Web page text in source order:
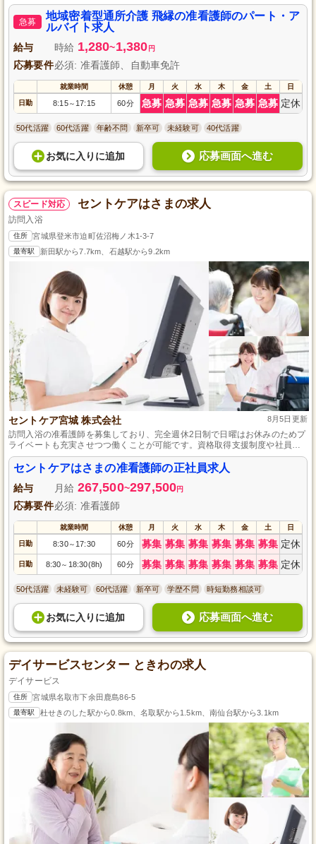
急募
地域密着型通所介護 飛縁の准看護師のパート・ア
ルバイト求人
給与 時給 1,280~1,380 円
応募要件必須: 准看護師、自動車免許
就業時間 休憩 月 火 水 木 金 土 日
日勤 8:15～ 17:15 60分 急募 急募 急募 急募 急募 急募 定休
50代活躍 60代活躍 年齢不問 新卒可 未経験可 40代活躍
お気に入り に追加 応募画面へ進む
スピード対応 セントケアはさまの求人
訪問入浴
住所 宮城県登米市迫町佐沼梅ノ木1-3-7
最寄駅 新田駅から7.7km、石越駅から9.2km
セントケア宮城 株式会社 8月5日更新
訪問入浴の准看護師を募集しており、完全週休2日制で日曜はお休みのためプ
ライベートも充実させつつ働くことが可能です。資格取得支援制度や社員割
引制度など、福利厚生を充実させていますので、ブランクがあっても問題な
く、やりがいを感じながら資格を活かして働きたい方からの応募をお待ちし
ております。
セントケアはさまの准看護師の正社員求人
給与 月給 267,500~297,500円
応募要件必須: 准看護師
就業時間 休憩 月 火 水 木 金 土 日
日勤 8:30～ 17:30 60分 募集 募集 募集 募集 募集 募集 定休
日勤 8:30～ 18:30(8h) 60分 募集 募集 募集 募集 募集 募集 定休
50代活躍 未経験可 60代活躍 新卒可 学歴不問 時短勤務相談可
お気に入り に追加 応募画面へ進む
デイサービスセンター ときわの求人
デイサービス
住所 宮城県名取市下余田鹿島86-5
最寄駅 杜せきのした駅から0.8km、名取駅から1.5km、南仙台駅から3.1km